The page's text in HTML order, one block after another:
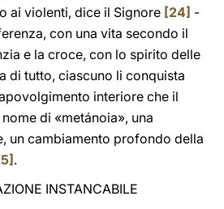
ai violenti, dice il Signore [24] -
con una vita secondo il
e la croce, con lo spirito delle
di tutto, ciascuno li conquista
interiore che il
di «metánoia», una
un cambiamento profondo della
.
INSTANCABILE